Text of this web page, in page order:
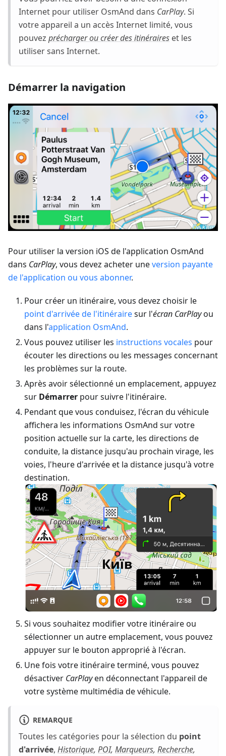
Internet pour utiliser OsmAnd dans CarPlay. Si
votre appareil a un accès Internet limité, vous
pouvez précharger ou créer des itinéraires et les
utiliser sans Internet.
Démarrer la navigation
Pour utiliser la version iOS de l'application OsmAnd
dans CarPlay, vous devez acheter uneversion payante
de l'application ou vous abonner.
Pour créer un itinéraire, vous devez choisir le
point d'arrivée de l'itinérairesur l'écran CarPlayou
dans l'application OsmAnd.
Vous pouvez utiliser les instructions vocales pour
écouter les directions ou les messages concernant
les problèmes sur la route.
Après avoir sélectionné un emplacement, appuyez
sur Démarrer pour suivre l'itinéraire.
Pendant que vous conduisez, l'écran du véhicule
affichera les informations OsmAnd sur votre
position actuelle sur la carte, les directions de
conduite, la distance jusqu'au prochain virage, les
voies, l'heure d'arrivée et la distance jusqu'à votre
destination.
Si vous souhaitez modifier votre itinéraire ou
sélectionner un autre emplacement, vous pouvez
appuyer sur le bouton approprié à l'écran.
Une fois votre itinéraire terminé, vous pouvez
désactiver CarPlayen déconnectant l'appareil de
votre système multimédia de véhicule.
REMARQUE
Toutes les catégories pour la sélection du point
d'arrivée, Historique, POI, Marqueurs, Recherche,